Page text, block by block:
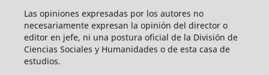
Las opiniones expresadas por los autores no
necesariamente expresan la opinión del director o
editor en jefe, ni una postura oficial de la División de
Ciencias Sociales y Humanidades o de esta casa de
estudios.